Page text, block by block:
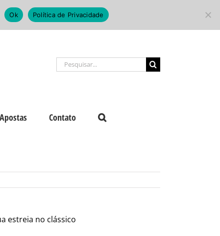
Buscar
resultados
Apostas Contato
estreia no clássico
Ok Política de Privacidade